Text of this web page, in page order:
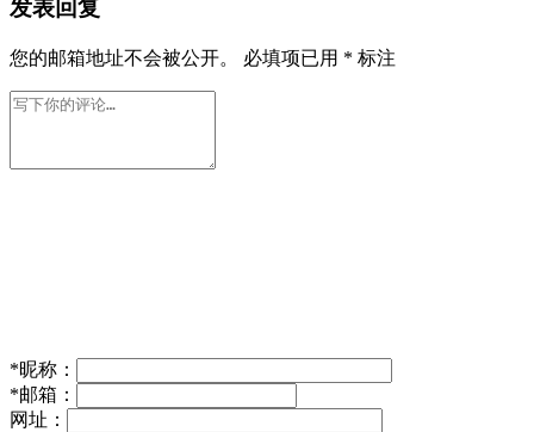
发表回复
您的邮箱地址不会被公开。 必填项已用 * 标注
*昵称：
*邮箱：
网址：